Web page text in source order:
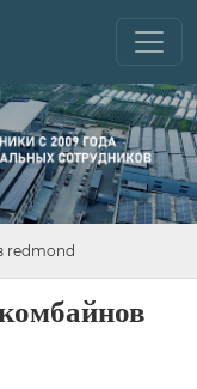
redmond